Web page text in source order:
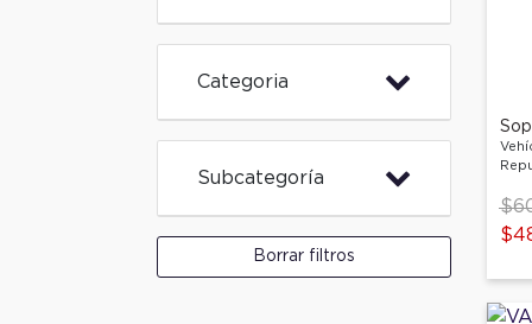
Categoria
Subcategoría
Borrar filtros